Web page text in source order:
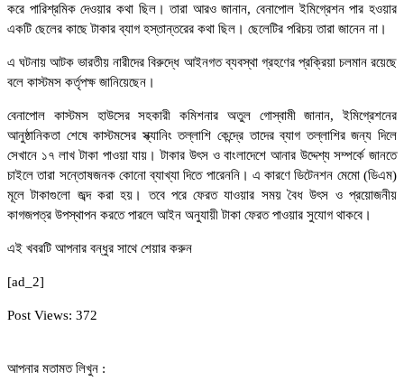
করে পারিশ্রমিক দেওয়ার কথা ছিল। তারা আরও জানান, বেনাপোল ইমিগ্রেশন পার হওয়ার
একটি ছেলের কাছে টাকার ব্যাগ হস্তান্তরের কথা ছিল। ছেলেটির পরিচয় তারা জানেন না।
এ ঘটনায় আটক ভারতীয় নারীদের বিরুদ্ধে আইনগত ব্যবস্থা গ্রহণের প্রক্রিয়া চলমান রয়েছে
বলে কাস্টমস কর্তৃপক্ষ জানিয়েছেন।
বেনাপোল কাস্টমস হাউসের সহকারী কমিশনার অতুল গোস্বামী জানান, ইমিগ্রেশনের
আনুষ্ঠানিকতা শেষে কাস্টমসের স্ক্যানিং তল্লাশি কেন্দ্রে তাদের ব্যাগ তল্লাশির জন্য দিলে
সেখানে ১৭ লাখ টাকা পাওয়া যায়। টাকার উৎস ও বাংলাদেশে আনার উদ্দেশ্য সম্পর্কে জানতে
চাইলে তারা সন্তোষজনক কোনো ব্যাখ্যা দিতে পারেননি। এ কারণে ডিটেনশন মেমো (ডিএম)
মূলে টাকাগুলো জব্দ করা হয়। তবে পরে ফেরত যাওয়ার সময় বৈধ উৎস ও প্রয়োজনীয়
কাগজপত্র উপস্থাপন করতে পারলে আইন অনুযায়ী টাকা ফেরত পাওয়ার সুযোগ থাকবে।
এই খবরটি আপনার বন্ধুর সাথে শেয়ার করুন
[ad_2]
Post Views: 372
আপনার মতামত লিখুন :